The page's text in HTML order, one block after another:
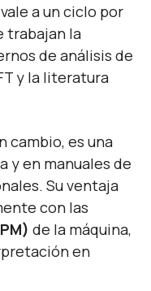
a un ciclo por
trabajan la
de análisis de
y la literatura
cambio, es una
y en manuales de
Su ventaja
con las
de la máquina,
en